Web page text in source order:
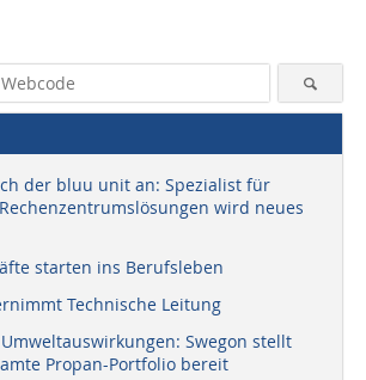
der bluu unit an: Spezialist für
wird neues
starten ins Berufsleben
Technische Leitung
Swegon stellt
Propan-Portfolio bereit